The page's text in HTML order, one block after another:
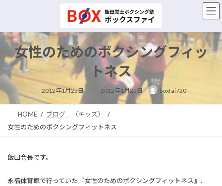
ン
ツ
ス
キ
プ
ー
シ
ン
に
動
女性のためのボクシングフィッ
トネス
2012年1月25日
終
新
時
2012年1月25日 boxfai720
HOME
ブログ （キッズ）
女性のためのボクシングフィットネス
飯田会長です。
永福体育館で行っていた『女性のためのボクシングフィットネス』、